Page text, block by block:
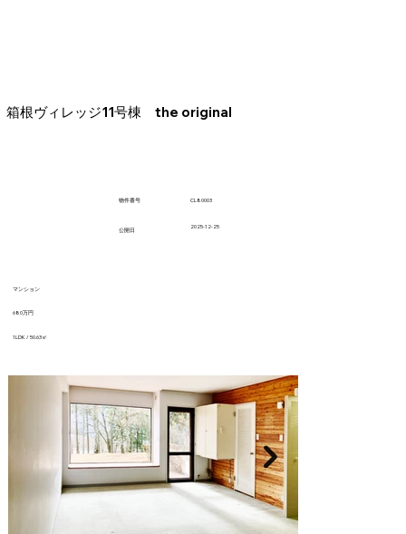
箱根ヴィレッジ11号棟 the original
​物件番号 CL80003
マンション
680万円
1LDK / 50.63㎡
​公開日
2025-12-25